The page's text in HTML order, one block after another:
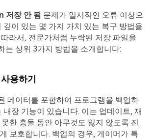
저장 안 됨 문제가 일시적인 오류 이상으
깊이 있는 몇 가지 가치 있는 복구 방법을
라서, 전문가처럼 누락된 저장 파일을
는 상위 3가지 방법을 소개합니다:
용하기
데이터를 포함하여 프로그램을 백업하
내장 기능이 있습니다. 이는 업데이트, 재
한 충돌 동안 아무것도 잃지 않도록 진
보호합니다. 백업의 경우, 게이머가 특